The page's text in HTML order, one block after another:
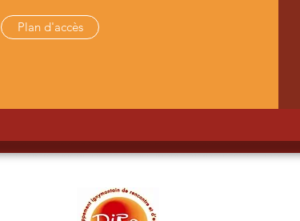
Plan d'accès